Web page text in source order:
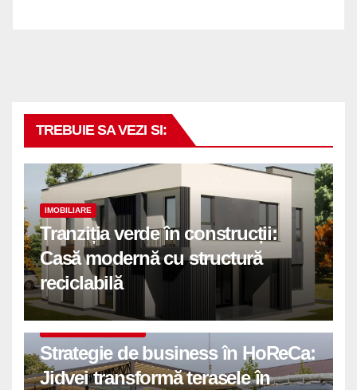
TREBUIE SA VEZI SI:
IMOBILIARE
Tranziția verde în construcții:
Casă modernă cu structură
reciclabilă
Strategie de business în HoReCa:
Jidvei transformă terasele în